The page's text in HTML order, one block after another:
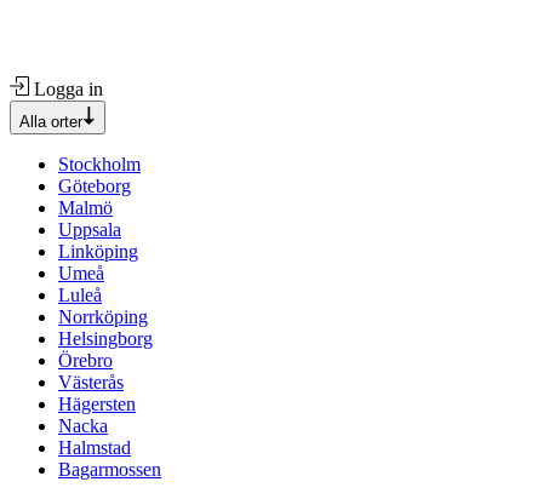
Logga in
Alla orter
Stockholm
Göteborg
Malmö
Uppsala
Linköping
Umeå
Luleå
Norrköping
Helsingborg
Örebro
Västerås
Hägersten
Nacka
Halmstad
Bagarmossen